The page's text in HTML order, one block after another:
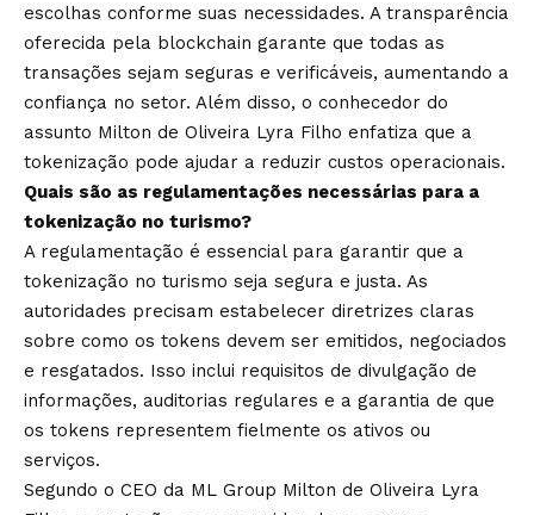
escolhas conforme suas necessidades. A transparência
oferecida pela blockchain garante que todas as
transações sejam seguras e verificáveis, aumentando a
confiança no setor. Além disso, o conhecedor do
assunto Milton de Oliveira Lyra Filho enfatiza que a
tokenização pode ajudar a reduzir custos operacionais.
Quais são as regulamentações necessárias para a
tokenização no turismo?
A regulamentação é essencial para garantir que a
tokenização no turismo seja segura e justa. As
autoridades precisam estabelecer diretrizes claras
sobre como os tokens devem ser emitidos, negociados
e resgatados. Isso inclui requisitos de divulgação de
informações, auditorias regulares e a garantia de que
os tokens representem fielmente os ativos ou
serviços.
Segundo o CEO da ML Group Milton de Oliveira Lyra